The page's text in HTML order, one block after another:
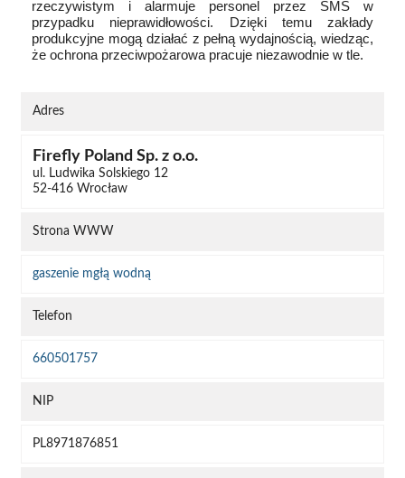
rzeczywistym i alarmuje personel przez SMS w
przypadku nieprawidłowości. Dzięki temu zakłady
produkcyjne mogą działać z pełną wydajnością, wiedząc,
że ochrona przeciwpożarowa pracuje niezawodnie w tle.
Adres
Firefly Poland Sp. z o.o.
ul. Ludwika Solskiego 12
52-416 Wrocław
Strona WWW
gaszenie mgłą wodną
Telefon
660501757
NIP
PL8971876851